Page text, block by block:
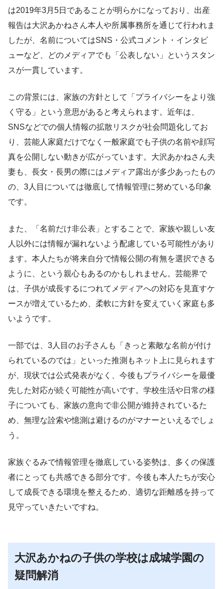
は2019年3月5日であることが明らかになっており、出産
報告は大沢あかねさん本人や所属事務所を通じて行われま
したが、名前についてはSNS・公式コメント・インタビ
ューなど、どのメディアでも「公表しない」というスタン
スが一貫しています。
この背景には、家族の方針として「プライバシーをより強
く守る」という意思があると考えられます。近年は、
SNSなどでの個人情報の拡散リスクが社会問題化してお
り、芸能人家庭だけでなく一般家庭でも子供の名前や顔写
真を公開しない動きが広がっています。大沢あかねさん夫
妻も、長女・長男の際にはメディア露出が多少あったもの
の、3人目については徹底して情報管理に努めている印象
です。
また、「名前だけ非公表」とすることで、家族や親しい友
人以外には情報が漏れないよう配慮している可能性があり
ます。本人たちが将来自分で情報公開の有無を選択できる
ように、という親心もあるのかもしれません。芸能界で
は、子供が成長するにつれてメディアへの対応を見直すケ
ースが増えているため、柔軟に方針を変えていく家庭も多
いようです。
一部では、3人目のお子さんも「きっと素敵な名前が付け
られているのでは」といった推測もネット上に見られます
が、現状では公式発表がなく、今後もプライバシーを最優
先した対応が続く可能性が高いです。学校生活や日常の様
子についても、家族の意向で非公開が維持されているた
め、無理な詮索や憶測は避けるのがマナーといえるでしょ
う。
家族ぐるみで情報管理を徹底している姿勢は、多くの保護
者にとっても共感できる部分です。今後も本人たちが安心
して成長できる環境を整えるため、適切な距離感を持って
見守っていきたいですね。
大沢あかねの子供の学校は成城学園の
疑問解消